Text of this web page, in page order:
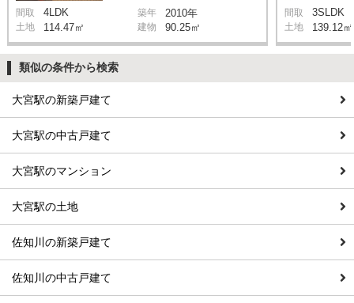
間取 4LDK 築年 2010年
土地 114.47㎡ 建物 90.25㎡
間取 3SLDK
土地 139.12㎡
類似の条件から検索
大宮駅の新築戸建て
大宮駅の中古戸建て
大宮駅のマンション
大宮駅の土地
佐知川の新築戸建て
佐知川の中古戸建て